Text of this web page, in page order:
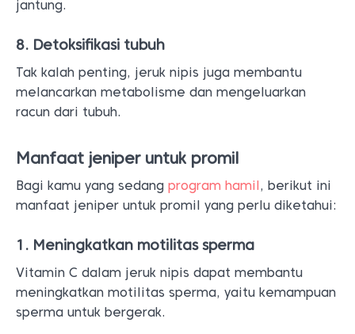
jantung.
8. Detoksifikasi tubuh
Tak kalah penting, jeruk nipis juga membantu
melancarkan metabolisme dan mengeluarkan
racun dari tubuh.
Manfaat jeniper untuk promil
Bagi kamu yang sedang program hamil, berikut ini
manfaat jeniper untuk promil yang perlu diketahui:
1. Meningkatkan motilitas sperma
Vitamin C dalam jeruk nipis dapat membantu
meningkatkan motilitas sperma, yaitu kemampuan
sperma untuk bergerak.